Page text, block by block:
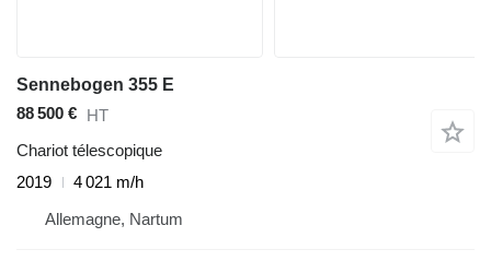
Sennebogen 355 E
88 500 € HT
Chariot télescopique
2019
4 021 m/h
Allemagne, Nartum